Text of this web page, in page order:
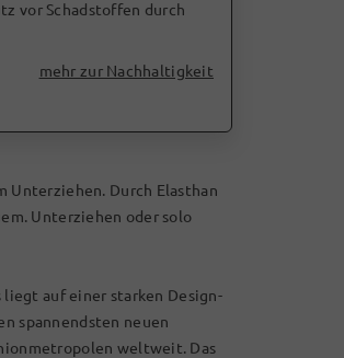
vor Schadstoffen durch
mehr zur Nachhaltigkeit
Unterziehen. Durch Elasthan
Unterziehen oder solo
liegt auf einer starken Design-
spannendsten neuen
weltweit. Das